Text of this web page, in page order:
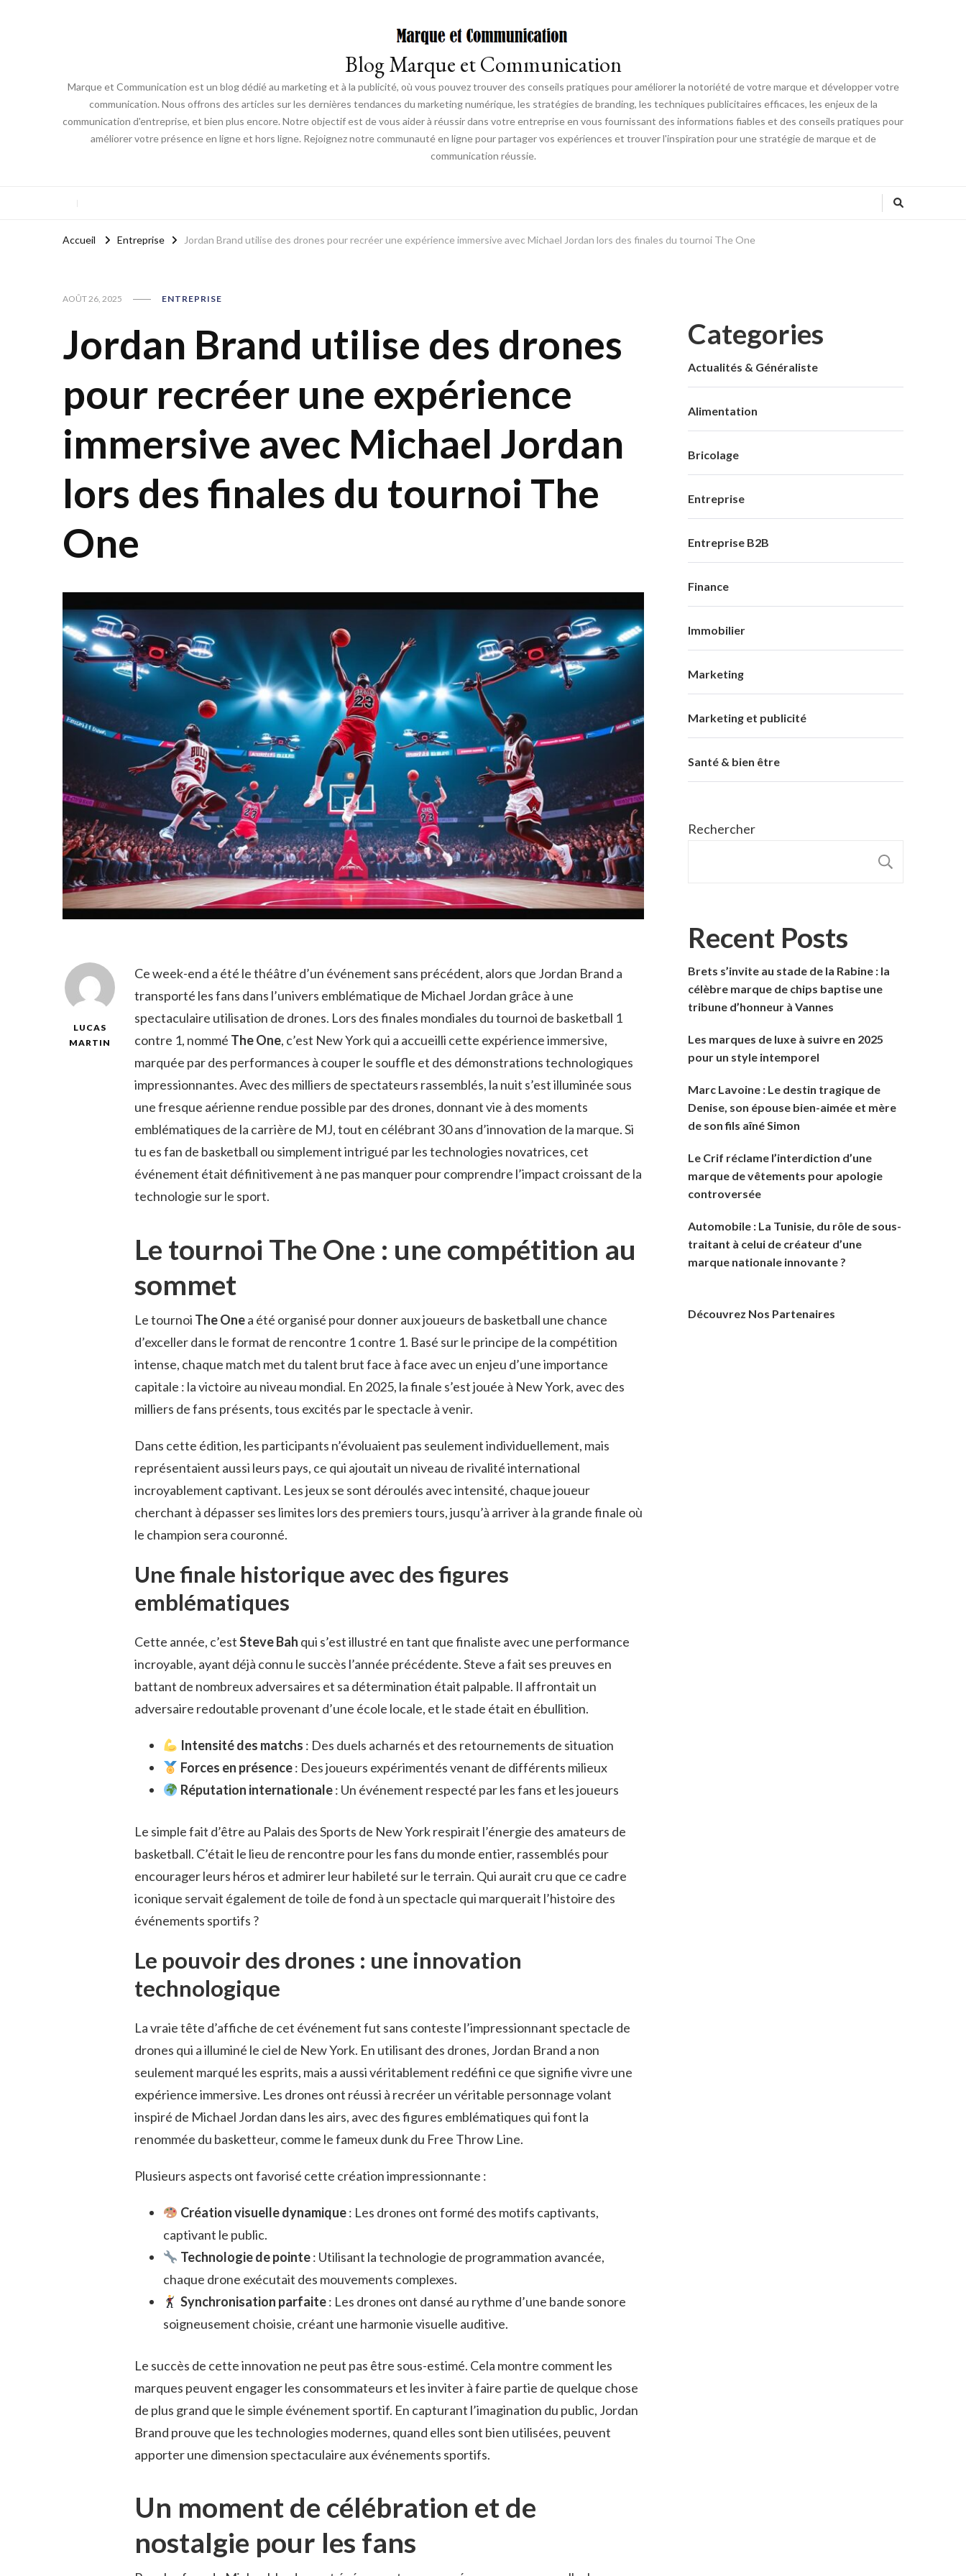
Blog Marque et Communication
Marque et Communication est un blog dédié au marketing et à la publicité, où vous pouvez trouver des conseils pratiques pour améliorer la notoriété de votre marque et développer votre
communication. Nous offrons des articles sur les dernières tendances du marketing numérique, les stratégies de branding, les techniques publicitaires efficaces, les enjeux de la
communication d'entreprise, et bien plus encore. Notre objectif est de vous aider à réussir dans votre entreprise en vous fournissant des informations fiables et des conseils pratiques pour
améliorer votre présence en ligne et hors ligne. Rejoignez notre communauté en ligne pour partager vos expériences et trouver l'inspiration pour une stratégie de marque et de
communication réussie.
Accueil Entreprise Jordan Brand utilise des drones pour recréer une expérience immersive avec Michael Jordan lors des finales du tournoi The One
AOÛT 26, 2025 ENTREPRISE
Jordan Brand utilise des drones
pour recréer une expérience
immersive avec Michael Jordan
lors des finales du tournoi The
One
LUCAS
MARTIN
Ce week-end a été le théâtre d’un événement sans précédent, alors que Jordan Brand a
transporté les fans dans l’univers emblématique de Michael Jordan grâce à une
spectaculaire utilisation de drones. Lors des finales mondiales du tournoi de basketball 1
contre 1, nommé The One, c’est New York qui a accueilli cette expérience immersive,
marquée par des performances à couper le souffle et des démonstrations technologiques
impressionnantes. Avec des milliers de spectateurs rassemblés, la nuit s’est illuminée sous
une fresque aérienne rendue possible par des drones, donnant vie à des moments
emblématiques de la carrière de MJ, tout en célébrant 30 ans d’innovation de la marque. Si
tu es fan de basketball ou simplement intrigué par les technologies novatrices, cet
événement était définitivement à ne pas manquer pour comprendre l’impact croissant de la
technologie sur le sport.
Le tournoi The One : une compétition au
sommet
Le tournoi The Onea été organisé pour donner aux joueurs de basketball une chance
d’exceller dans le format de rencontre 1 contre 1. Basé sur le principe de la compétition
intense, chaque match met du talent brut face à face avec un enjeu d’une importance
capitale : la victoire au niveau mondial. En 2025, la finale s’est jouée à New York, avec des
milliers de fans présents, tous excités par le spectacle à venir.
Dans cette édition, les participants n’évoluaient pas seulement individuellement, mais
représentaient aussi leurs pays, ce qui ajoutait un niveau de rivalité international
incroyablement captivant. Les jeux se sont déroulés avec intensité, chaque joueur
cherchant à dépasser ses limites lors des premiers tours, jusqu’à arriver à la grande finale où
le champion sera couronné.
Une finale historique avec des figures
emblématiques
Cette année, c’estSteve Bah qui s’est illustré en tant que finaliste avec une performance
incroyable, ayant déjà connu le succès l’année précédente. Steve a fait ses preuves en
battant de nombreux adversaires et sa détermination était palpable. Il affrontait un
adversaire redoutable provenant d’une école locale, et le stade était en ébullition.
Intensité des matchs : Des duels acharnés et des retournements de situation
Forces en présence: Des joueurs expérimentés venant de différents milieux
Réputation internationale: Un événement respecté par les fans et les joueurs
Le simple fait d’être au Palais des Sports de New York respirait l’énergie des amateurs de
basketball. C’était le lieu de rencontre pour les fans du monde entier, rassemblés pour
encourager leurs héros et admirer leur habileté sur le terrain. Qui aurait cru que ce cadre
iconique servait également de toile de fond à un spectacle qui marquerait l’histoire des
événements sportifs ?
Le pouvoir des drones : une innovation
technologique
La vraie tête d’affiche de cet événement fut sans conteste l’impressionnant spectacle de
drones qui a illuminé le ciel de New York. En utilisant des drones, Jordan Brand a non
seulement marqué les esprits, mais a aussi véritablement redéfini ce que signifie vivre une
expérience immersive. Les drones ont réussi à recréer un véritable personnage volant
inspiré de Michael Jordan dans les airs, avec des figures emblématiques qui font la
renommée du basketteur, comme le fameux dunk du Free Throw Line.
Plusieurs aspects ont favorisé cette création impressionnante :
Création visuelle dynamique: Les drones ont formé des motifs captivants,
captivant le public.
Technologie de pointe: Utilisant la technologie de programmation avancée,
chaque drone exécutait des mouvements complexes.
Synchronisation parfaite: Les drones ont dansé au rythme d’une bande sonore
soigneusement choisie, créant une harmonie visuelle auditive.
Le succès de cette innovation ne peut pas être sous-estimé. Cela montre comment les
marques peuvent engager les consommateurs et les inviter à faire partie de quelque chose
de plus grand que le simple événement sportif. En capturant l’imagination du public, Jordan
Brand prouve que les technologies modernes, quand elles sont bien utilisées, peuvent
apporter une dimension spectaculaire aux événements sportifs.
Un moment de célébration et de
nostalgie pour les fans
Categories
Actualités & Généraliste
Alimentation
Bricolage
Entreprise
Entreprise B2B
Finance
Immobilier
Marketing
Marketing et publicité
Santé & bien être
Rechercher
Recent Posts
Brets s’invite au stade de la Rabine : la
célèbre marque de chips baptise une
tribune d’honneur à Vannes
Les marques de luxe à suivre en 2025
pour un style intemporel
Marc Lavoine : Le destin tragique de
Denise, son épouse bien-aimée et mère
de son fils aîné Simon
Le Crif réclame l’interdiction d’une
marque de vêtements pour apologie
controversée
Automobile : La Tunisie, du rôle de sous-
traitant à celui de créateur d’une
marque nationale innovante ?
Découvrez Nos Partenaires